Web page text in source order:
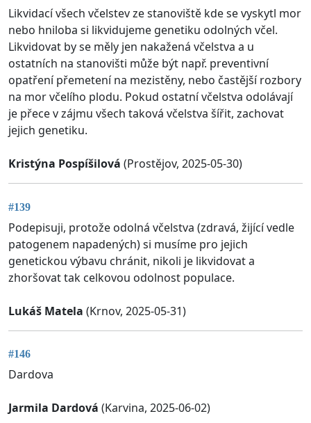
Likvidací všech včelstev ze stanoviště kde se vyskytl mor
nebo hniloba si likvidujeme genetiku odolných včel.
Likvidovat by se měly jen nakažená včelstva a u
ostatních na stanovišti může být např. preventivní
opatření přemetení na mezistěny, nebo častější rozbory
na mor včelího plodu. Pokud ostatní včelstva odolávají
je přece v zájmu všech taková včelstva šířit, zachovat
jejich genetiku.
Kristýna Pospíšilová (Prostějov, 2025-05-30)
#139
Podepisuji, protože odolná včelstva (zdravá, žijící vedle
patogenem napadených) si musíme pro jejich
genetickou výbavu chránit, nikoli je likvidovat a
zhoršovat tak celkovou odolnost populace.
Lukáš Matela (Krnov, 2025-05-31)
#146
Dardova
Jarmila Dardová (Karvina, 2025-06-02)